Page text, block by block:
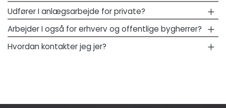
Udfører I anlægsarbejde for private?
Arbejder I også for erhverv og offentlige bygherrer?
Hvordan kontakter jeg jer?